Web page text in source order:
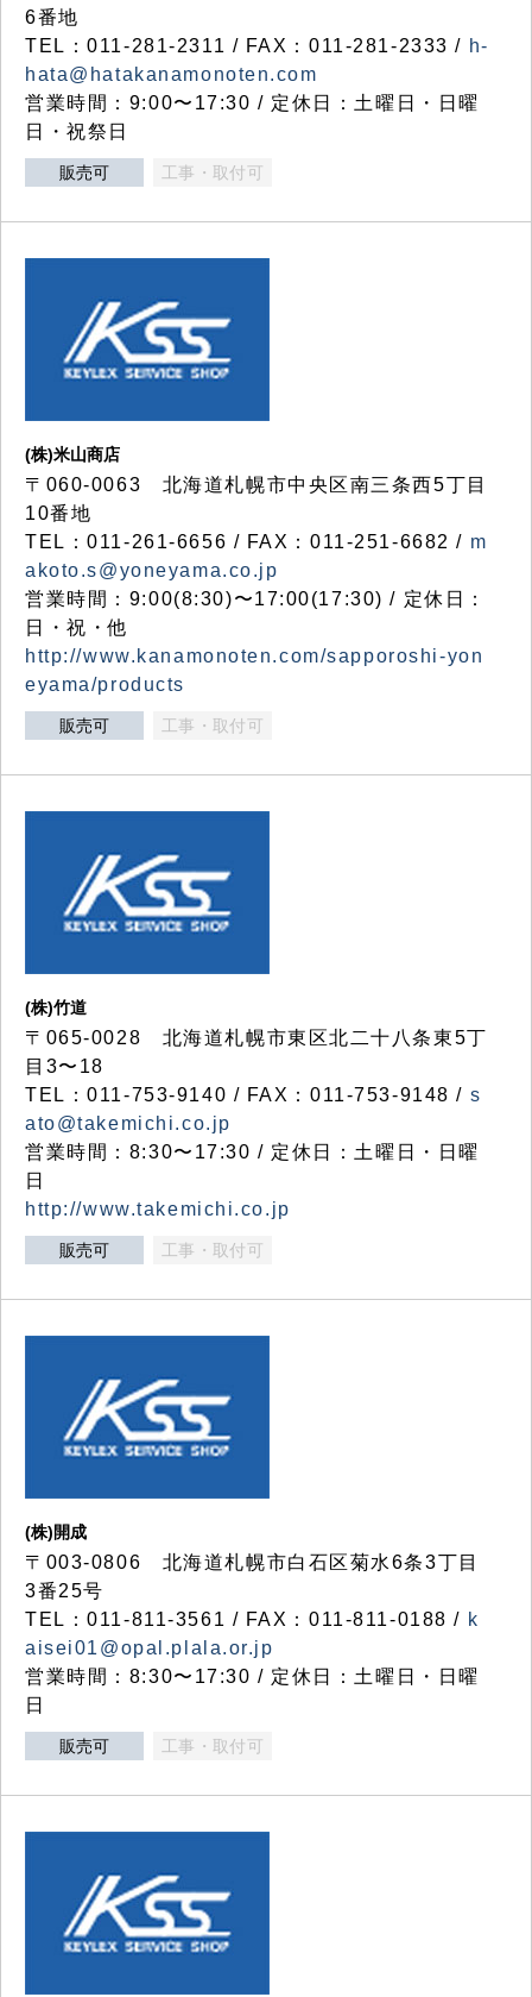
6番地
TEL：011-281-2311 / FAX：011-281-2333 / h-
hata@hatakanamonoten.com
営業時間：9:00〜17:30 / 定休日：土曜日・日曜
日・祝祭日
販売可 工事・取付可
(株)米山商店
〒060-0063 北海道札幌市中央区南三条西5丁目
10番地
TEL：011-261-6656 / FAX：011-251-6682 / m
akoto.s@yoneyama.co.jp
営業時間：9:00(8:30)〜17:00(17:30) / 定休日：
日・祝・他
http://www.kanamonoten.com/sapporoshi-yon
eyama/products
販売可 工事・取付可
(株)竹道
〒065-0028 北海道札幌市東区北二十八条東5丁
目3〜18
TEL：011-753-9140 / FAX：011-753-9148 / s
ato@takemichi.co.jp
営業時間：8:30〜17:30 / 定休日：土曜日・日曜
日
http://www.takemichi.co.jp
販売可 工事・取付可
(株)開成
〒003-0806 北海道札幌市白石区菊水6条3丁目
3番25号
TEL：011-811-3561 / FAX：011-811-0188 / k
aisei01@opal.plala.or.jp
営業時間：8:30〜17:30 / 定休日：土曜日・日曜
日
販売可 工事・取付可